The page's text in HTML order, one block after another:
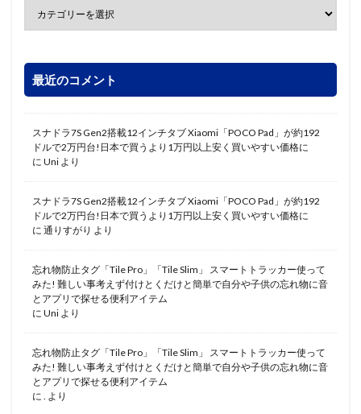
最近のコメント
スナドラ7S Gen2搭載12インチタブ Xiaomi「POCO Pad」が約192
ドルで2万円台!日本で買うより1万円以上安く買いやすい価格に
に Uni より
スナドラ7S Gen2搭載12インチタブ Xiaomi「POCO Pad」が約192
ドルで2万円台!日本で買うより1万円以上安く買いやすい価格に
に 通りすがり より
忘れ物防止タグ「Tile Pro」「Tile Slim」 スマートトラッカー使って
みた! 難しい事考えず付けとくだけと簡単で自分や子供の忘れ物に音
とアプリで探せる便利アイテム
に Uni より
忘れ物防止タグ「Tile Pro」「Tile Slim」 スマートトラッカー使って
みた! 難しい事考えず付けとくだけと簡単で自分や子供の忘れ物に音
とアプリで探せる便利アイテム
に
より